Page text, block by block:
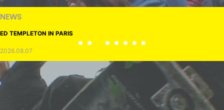
NEWS
ED TEMPLETON IN PARIS
2026.08.07